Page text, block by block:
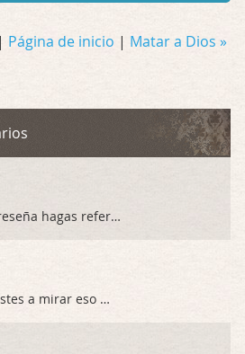
| Página de inicio | Matar a Dios »
Me encanto que en la reseña hagas referen …
a mirar eso …